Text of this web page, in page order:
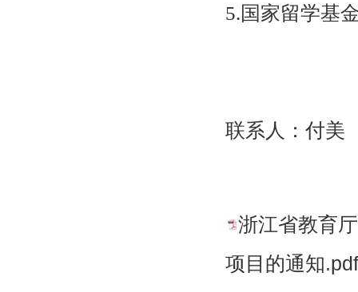
5.国家留学基
联系人：付美
浙江省教育
项目的通知.pdf